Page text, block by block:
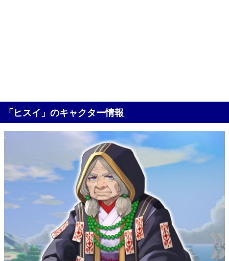
「ヒスイ」のキャクター情報